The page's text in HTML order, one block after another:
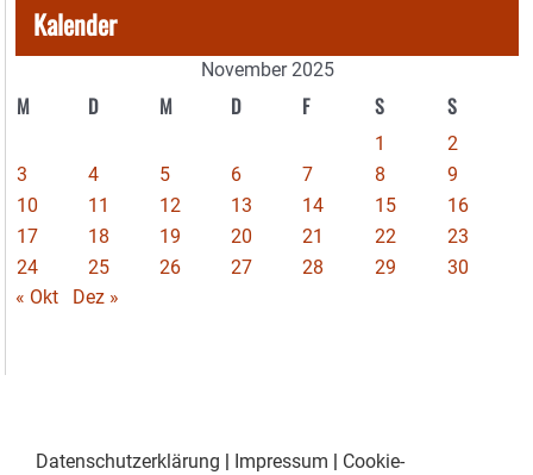
Kalender
November 2025
M D M D F S S
1
2
3
4 5 6 7 8
9
10
11 12 13 14 15
16
17
18 19 20 21 22
23
24
25 26 27 28 29
30
« Okt
Dez »
Datenschutzerklärung | Impressum | Cookie-